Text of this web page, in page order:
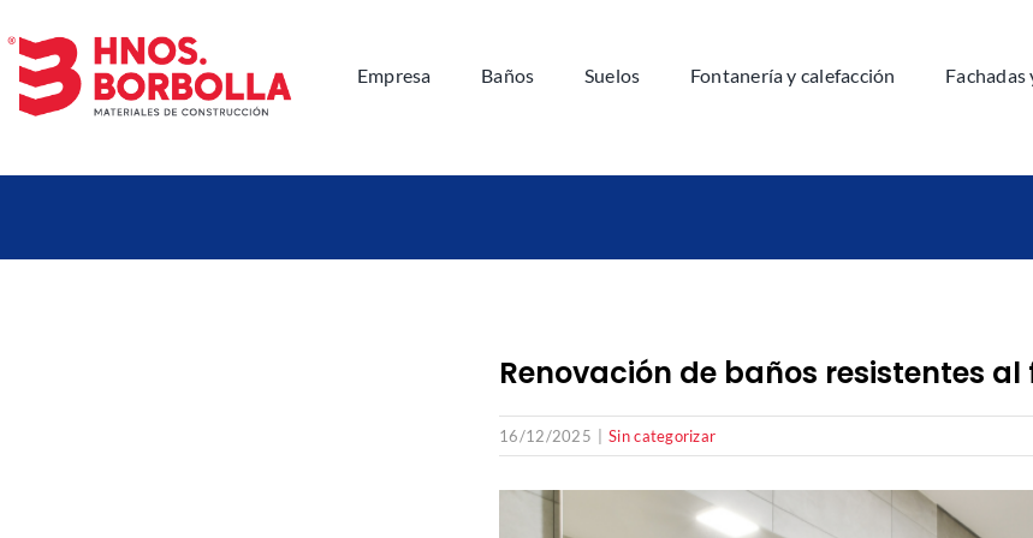
al
contenido
Empresa Baños Suelos Fontanería y calefacción Fachadas
Renovación de baños resistentes
16/12/2025 Sin categorizar